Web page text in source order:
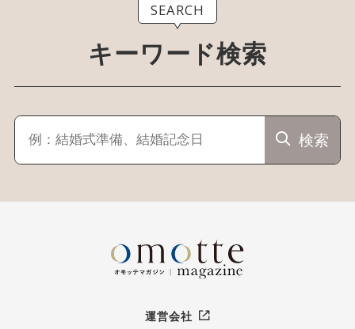
SEARCH
キーワード検索
検索
運営会社